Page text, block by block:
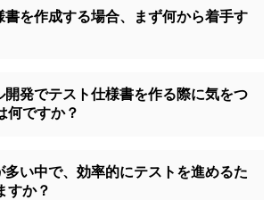
を作成する場合、まず何から着手す
発でテスト仕様書を作る際に気をつ
何ですか？
い中で、効率的にテストを進めるた
すか？